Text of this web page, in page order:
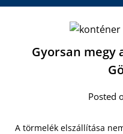
Gyorsan megy
Posted
A törmelék elszállítása